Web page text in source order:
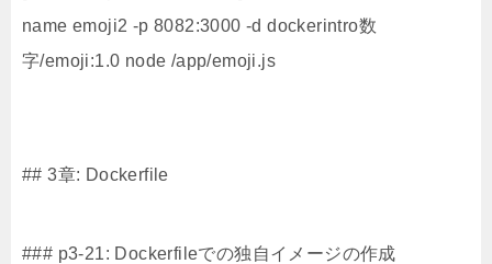
name emoji2 -p 8082:3000 -d dockerintro数
字/emoji:1.0 node /app/emoji.js
## 3章: Dockerfile
### p3-21: Dockerfileでの独自イメージの作成